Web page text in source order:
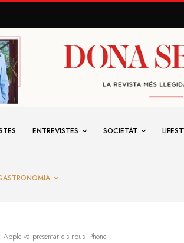
ENTREVISTES SOCIETAT
Apple va presentar els nous iPhone